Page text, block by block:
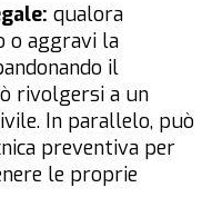
qualora
o aggravi la
il
rivolgersi a un
In parallelo, può
preventiva per
le proprie